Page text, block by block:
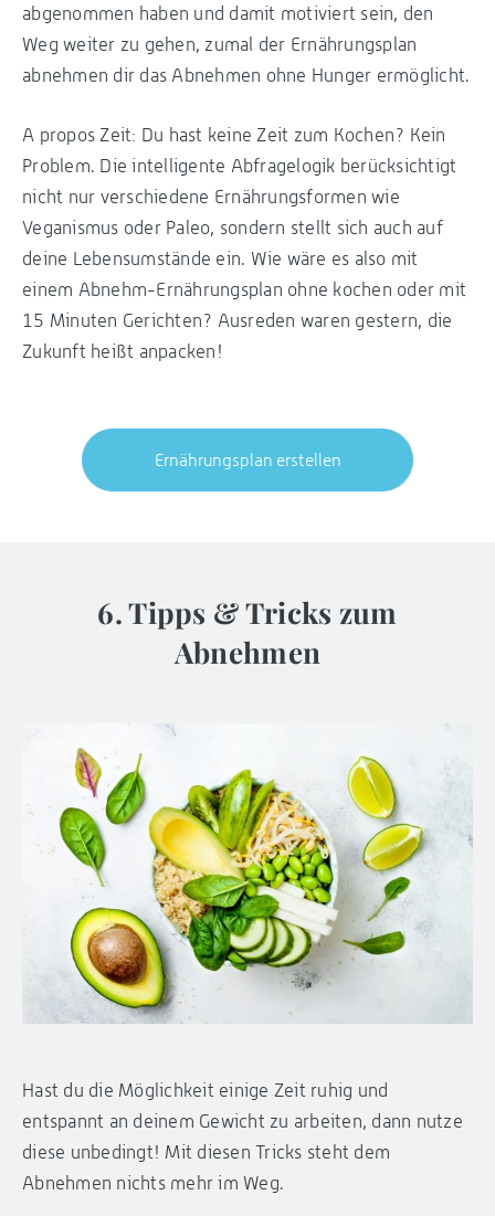
abgenommen haben und damit motiviert sein, den
Weg weiter zu gehen, zumal der Ernährungsplan
abnehmen dir das Abnehmen ohne Hunger ermöglicht.
A propos Zeit: Du hast keine Zeit zum Kochen? Kein
Problem. Die intelligente Abfragelogik berücksichtigt
nicht nur verschiedene Ernährungsformen wie
Veganismus oder Paleo, sondern stellt sich auch auf
deine Lebensumstände ein. Wie wäre es also mit
einem Abnehm-Ernährungsplan ohne kochen oder mit
15 Minuten Gerichten? Ausreden waren gestern, die
Zukunft heißt anpacken!
Ernährungsplan erstellen
6. Tipps & Tricks zum
Abnehmen
Hast du die Möglichkeit einige Zeit ruhig und
entspannt an deinem Gewicht zu arbeiten, dann nutze
diese unbedingt! Mit diesen Tricks steht dem
Abnehmen nichts mehr im Weg.